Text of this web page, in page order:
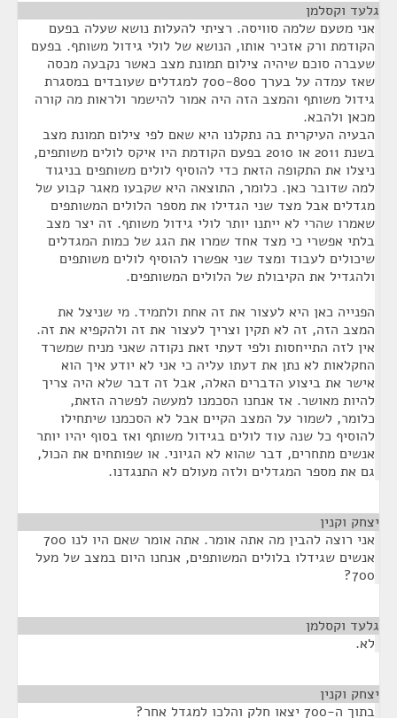
גלעד וקסלמן
אני מטעם שלמה סוויסה. רציתי להעלות נושא שעלה בפעם
הקודמת ורק אזכיר אותו, הנושא של לולי גידול משותף. בפעם
שעברה סוכם שיהיה צילום תמונת מצב כאשר נקבעה מכסה
שאז עמדה על בערך 700-800 למגדלים שעובדים במסגרת
גידול משותף והמצב הזה היה אמור להישמר ולראות מה קורה
מכאן ולהבא.
הבעיה העיקרית בה נתקלנו היא שאם לפי צילום תמונת מצב
בשנת 2011 או 2010 בפעם הקודמת היו איקס לולים משותפים,
ניצלו את התקופה הזאת כדי להוסיף לולים משותפים בניגוד
למה שדובר כאן. כלומר, התוצאה היא שקבעו מאגר קבוע של
מגדלים אבל מצד שני הגדילו את מספר הלולים המשותפים
שאמרו שהרי לא ייתנו יותר לולי גידול משותף. זה יצר מצב
בלתי אפשרי כי מצד אחד שמרו את הגג של כמות המגדלים
שיכולים לעבוד ומצד שני אפשרו להוסיף לולים משותפים
ולהגדיל את הקיבולת של הלולים המשותפים.
הפנייה כאן היא לעצור את זה אחת ולתמיד. מי שניצל את
המצב הזה, זה לא תקין וצריך לעצור את זה ולהקפיא את זה.
אין לזה התייחסות ולפי דעתי זאת נקודה שאני מניח שמשרד
החקלאות לא נתן את דעתו עליה כי אני לא יודע איך הוא
אישר את ביצוע הדברים האלה, אבל זה דבר שלא היה צריך
להיות מאושר. אז אנחנו הסכמנו למעשה לפשרה הזאת,
כלומר, לשמור על המצב הקיים אבל לא הסכמנו שיתחילו
להוסיף כל שנה עוד לולים בגידול משותף ואז בסוף יהיו יותר
אנשים מתחרים, דבר שהוא לא הגיוני. או שפותחים את הכול,
גם את מספר המגדלים ולזה מעולם לא התנגדנו.
יצחק וקנין
אני רוצה להבין מה אתה אומר. אתה אומר שאם היו לנו 700
אנשים שגידלו בלולים המשותפים, אנחנו היום במצב של מעל
700?
גלעד וקסלמן
לא.
יצחק וקנין
בתוך ה-700 יצאו חלק והלכו למגדל אחר?